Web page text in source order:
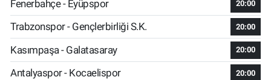
Fenerbahçe - Eyüpspor 20:00
Trabzonspor - Gençlerbirliği S.K. 20:00
Kasımpaşa - Galatasaray 20:00
Antalyaspor - Kocaelispor 20:00